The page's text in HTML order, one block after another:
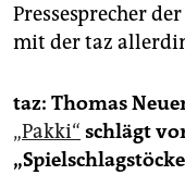
Pressesprecher
mit der taz
taz: Thomas
„Pakki“ schlägt